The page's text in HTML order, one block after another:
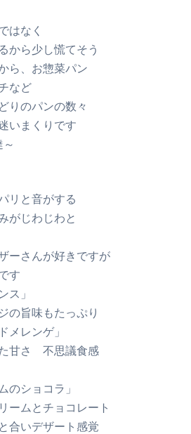
はなく
から少し慌てそう
ら、お惣菜パン
など
りのパンの数々
いまくりです
リと音がする
がじわじわと
ーさんが好きですが
す
ス」
旨味もたっぷり
メレンゲ」
甘さ 不思議食感
のショコラ」
ームとチョコレート
合いデザート感覚